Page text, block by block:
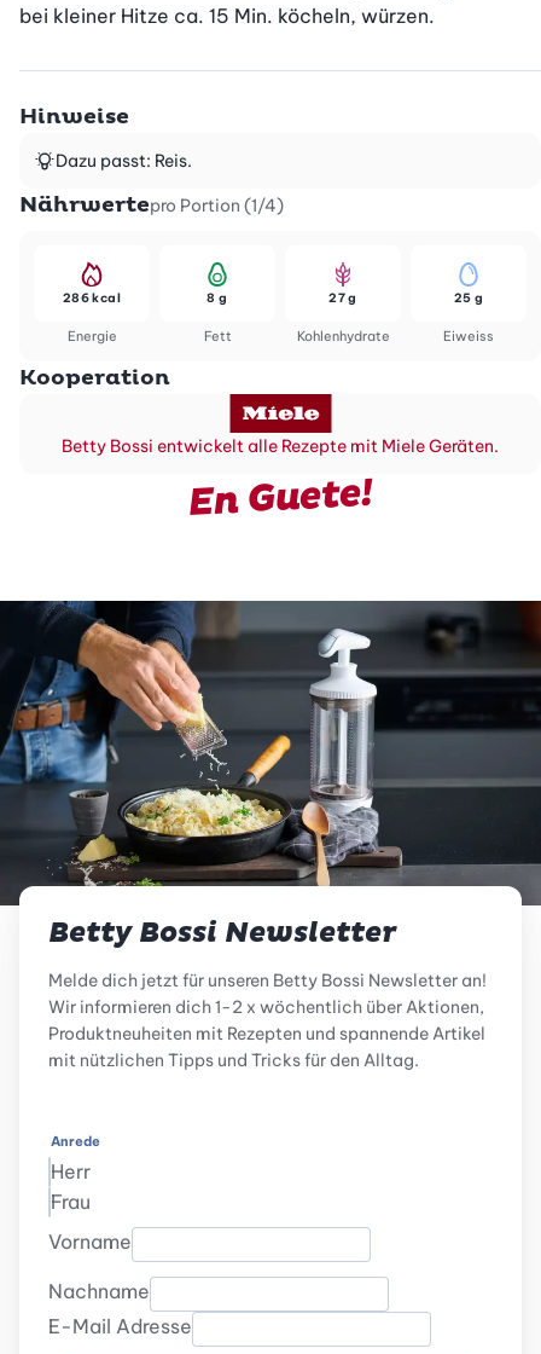
bei kleiner Hitze ca. 15 Min. köcheln, würzen.
Hinweise
Dazu passt: Reis.
Nährwertepro Portion (1/4)
Energie
286 kcal
Fett
8 g
Kohlenhydrate
27 g
Eiweiss
25 g
Kooperation
Betty Bossi entwickelt alle Rezepte mit Miele Geräten.
En Guete!
Betty Bossi Newsletter
Melde dich jetzt für unseren Betty Bossi Newsletter an!
Wir informieren dich 1-2 x wöchentlich über Aktionen,
Produktneuheiten mit Rezepten und spannende Artikel
mit nützlichen Tipps und Tricks für den Alltag.
Anrede
Herr
Frau
Vorname
Nachname
E-Mail Adresse